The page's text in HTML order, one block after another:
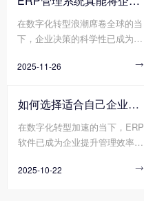
在数字化转型浪潮席卷全球的当
下，企业决策的科学性已成为决
统决策模式依赖经验判断与局部
化工具将分散数据转化为可执行
的决策方案。其中，ERP管理系
统作为企业资源整合的核心平
台，正通过其强大的数据整合、
这一难题的关键工具。
2025-11-26 
如何选择适合自己企业的ERP软件?
在数字化转型加速的当下，ERP
软件已成为企业提升管理效率、
市场上的ERP软件在功能架构、
2025-10-22 